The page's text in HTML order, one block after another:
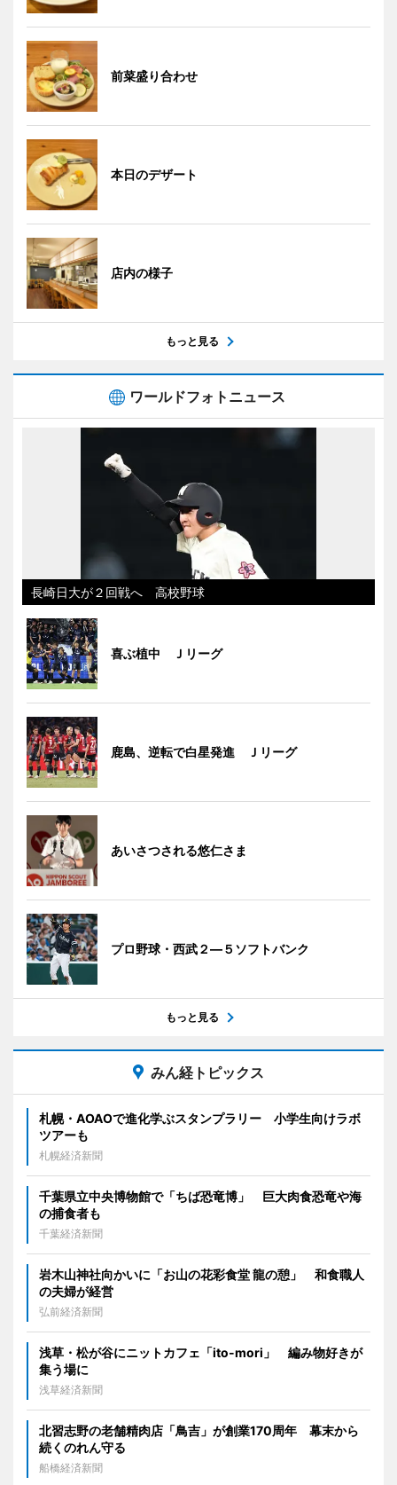
前菜盛り合わせ
本日のデザート
店内の様子
もっと見る
ワールドフォトニュース
長崎日大が２回戦へ 高校野球
喜ぶ植中 Ｊリーグ
鹿島、逆転で白星発進 Ｊリーグ
あいさつされる悠仁さま
プロ野球・西武２―５ソフトバンク
もっと見る
みん経トピックス
札幌・AOAOで進化学ぶスタンプラリー 小学生向けラボ
ツアーも
札幌経済新聞
千葉県立中央博物館で「ちば恐竜博」 巨大肉食恐竜や海
の捕食者も
千葉経済新聞
岩木山神社向かいに「お山の花彩食堂 龍の憩」 和食職人
の夫婦が経営
弘前経済新聞
浅草・松が谷にニットカフェ「ito-mori」 編み物好きが
集う場に
浅草経済新聞
北習志野の老舗精肉店「鳥吉」が創業170周年 幕末から
続くのれん守る
船橋経済新聞